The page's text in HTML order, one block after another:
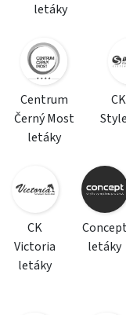
letáky
Centrum
Černý Most
letáky
CK
Victoria
letáky
letáky